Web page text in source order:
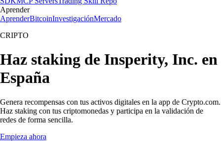
Aprender
AprenderBitcoinInvestigaciónMercado
CRIPTO
Haz staking de Insperity, Inc. en
España
Genera recompensas con tus activos digitales en la app de Crypto.com.
Haz staking con tus criptomonedas y participa en la validación de
redes de forma sencilla.
Empieza ahora